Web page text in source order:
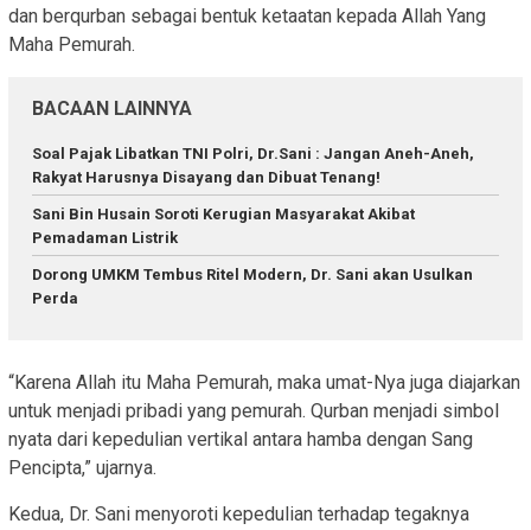
dan berqurban sebagai bentuk ketaatan kepada Allah Yang
Maha Pemurah.
BACAAN LAINNYA
Soal Pajak Libatkan TNI Polri, Dr.Sani : Jangan Aneh-Aneh,
Rakyat Harusnya Disayang dan Dibuat Tenang!
Sani Bin Husain Soroti Kerugian Masyarakat Akibat
Pemadaman Listrik
Dorong UMKM Tembus Ritel Modern, Dr. Sani akan Usulkan
Perda
“Karena Allah itu Maha Pemurah, maka umat-Nya juga diajarkan
untuk menjadi pribadi yang pemurah. Qurban menjadi simbol
nyata dari kepedulian vertikal antara hamba dengan Sang
Pencipta,” ujarnya.
Kedua, Dr. Sani menyoroti kepedulian terhadap tegaknya